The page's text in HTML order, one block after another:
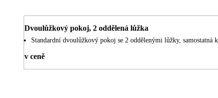
Dvoulůžkový pokoj, 2 oddělená lůžka
Standardní dvoulůžkový pokoj se 2 oddělenými lůžky, samostatná
v ceně